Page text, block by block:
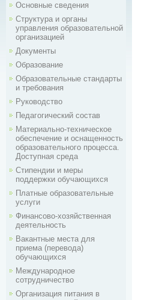
Основные сведения
Структура и органы
управления образовательной
организацией
Документы
Образование
Образовательные стандарты
и требования
Руководство
Педагогический состав
Материально-техническое
обеспечение и оснащенность
образовательного процесса.
Доступная среда
Стипендии и меры
поддержки обучающихся
Платные образовательные
услуги
Финансово-хозяйственная
деятельность
Вакантные места для
приема (перевода)
обучающихся
Международное
сотрудничество
Организация питания в